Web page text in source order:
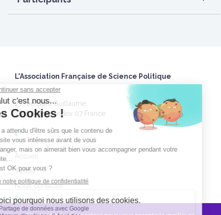
L'Association Française de Science Politique
27 rue Saint Guillaume
75337 Paris Cedex 07 France
Accueil
Twitter
Nous contacter